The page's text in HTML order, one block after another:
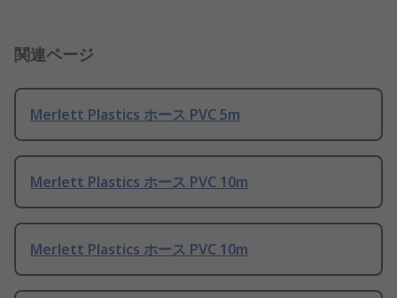
関連ページ
Merlett Plastics ホース PVC 5m
Merlett Plastics ホース PVC 10m
Merlett Plastics ホース PVC 10m